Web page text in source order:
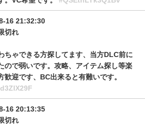
16 21:32:30
切れ
ちゃできる方探してます、当方DLC前に
ので弱いです。攻略、アイテム探し等楽
歓迎です、BC出来ると有難いです。
16 20:13:35
切れ